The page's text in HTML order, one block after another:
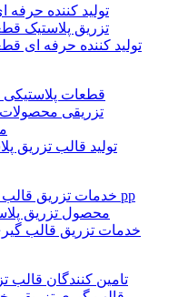
تولید کننده حرفه ای
تولید قالب تزریق
خدمات تزریق قالب